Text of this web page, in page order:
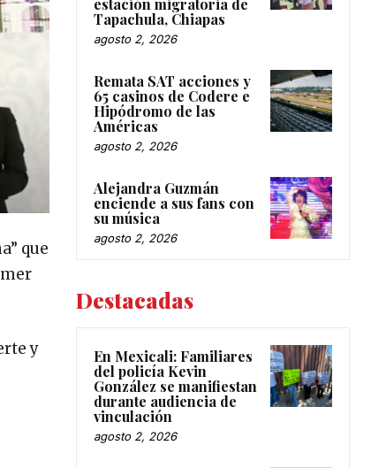
que
y
estación migratoria de
Tapachula, Chiapas
agosto 2, 2026
Remata SAT acciones y
65 casinos de Codere e
Hipódromo de las
Américas
agosto 2, 2026
Alejandra Guzmán
enciende a sus fans con
su música
agosto 2, 2026
Destacadas
En Mexicali: Familiares
del policía Kevin
González se manifiestan
durante audiencia de
vinculación
agosto 2, 2026